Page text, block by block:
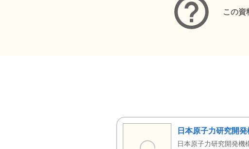
この資
日本原子力研究開
日本原子力研究開発機